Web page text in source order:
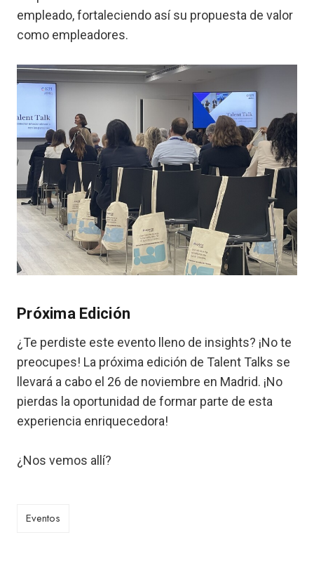
empleado, fortaleciendo así su propuesta de valor
como empleadores.
Próxima Edición
¿Te perdiste este evento lleno de insights? ¡No te
preocupes! La próxima edición de Talent Talks se
llevará a cabo el 26 de noviembre en Madrid. ¡No
pierdas la oportunidad de formar parte de esta
experiencia enriquecedora!
¿Nos vemos allí?
Eventos